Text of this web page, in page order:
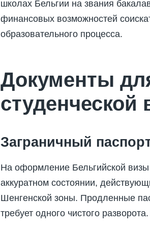
школах Бельгии на звания
финансовых возможностей
образовательного процесса.
Документы
студенческой
Заграничный
На оформление Бельгийской визы
аккуратном состоянии,
Шенгенской зоны. Продленные
требует одного чистого